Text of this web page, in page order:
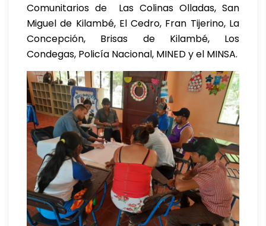
Comunitarios de Las Colinas Olladas, San
Miguel de Kilambé, El Cedro, Fran Tijerino, La
Concepción, Brisas de Kilambé, Los
Condegas, Policía Nacional, MINED y el MINSA.